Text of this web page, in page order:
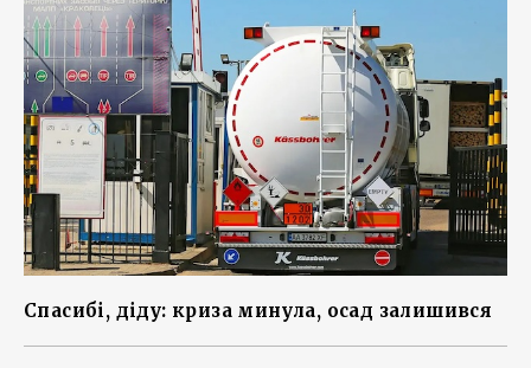
Спасибі, діду: криза минула, осад залишився